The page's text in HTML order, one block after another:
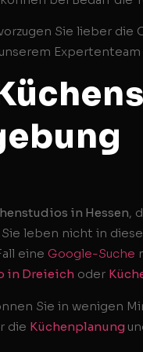
Sie lieber
Expertenteam
in Hessen,
Sie leben nicht in
eine Google-Suche
in Dreieich oder
Sie in wenigen
die Küchenplanung